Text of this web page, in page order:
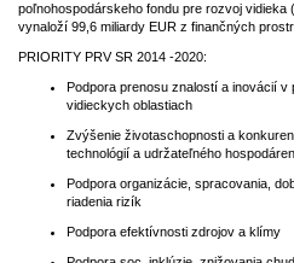
poľnohospodárskeho fondu pre rozvoj
vynaloží 99,6 miliardy EUR z finančných
PRIORITY PRV SR 2014 -2020:
Podpora prenosu znalostí a inovácií
vidieckych oblastiach
Zvýšenie životaschopnosti a
technológií a udržateľného
Podpora organizácie, spracovania,
riadenia rizík
Podpora efektívnosti zdrojov a klímy